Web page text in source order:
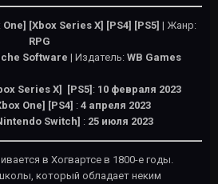
One] [Xbox Series X] [PS4] [PS5] | Жанр:
RPG
Software | Издатель: WB Games
Series X] [PS5]: 10 февраля 2023
One] [PS4] : 4 апреля 2023
Switch] : 25 июля 2023
в Хогвартсе в 1800-е годы.
который обладает неким